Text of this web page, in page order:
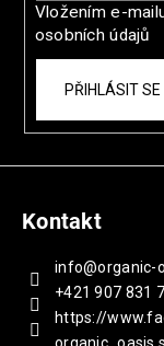
Vložením e-
osobních údajů
PŘIHLÁSIT SE
Kontakt
info@organic-
+421 907 831
https://